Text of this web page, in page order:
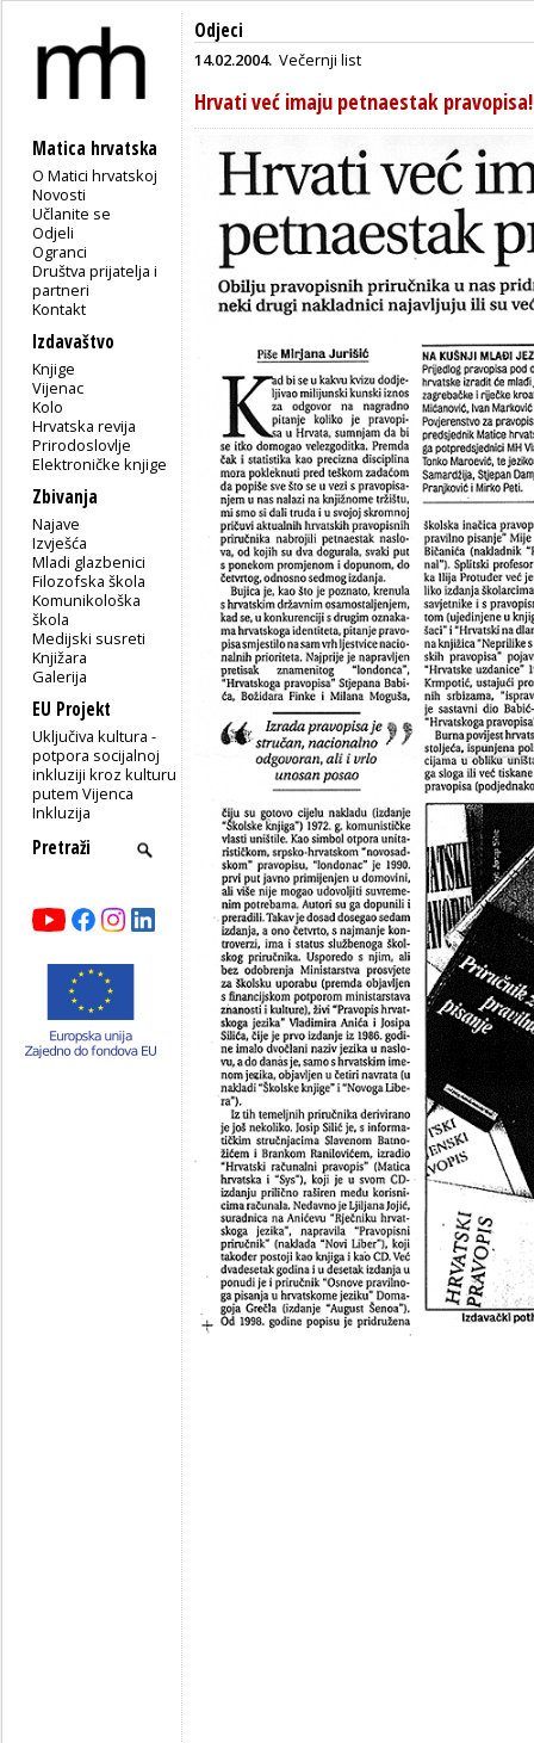
Matica hrvatska
O Matici hrvatskoj
Novosti
Učlanite se
Odjeli
Ogranci
Društva prijatelja i
partneri
Kontakt
Izdavaštvo
Knjige
Vijenac
Kolo
Hrvatska revija
Prirodoslovlje
Elektroničke knjige
Zbivanja
Najave
Izvješća
Mladi glazbenici
Filozofska škola
Komunikološka
škola
Medijski susreti
Knjižara
Galerija
EU Projekt
Uključiva kultura -
potpora socijalnoj
inkluziji kroz kulturu
putem Vijenca
Inkluzija
Odjeci
14.02.2004. Večernji list
Hrvati već imaju petnaestak pravopisa!